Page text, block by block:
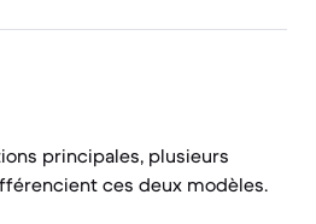
principales, plusieurs
ces deux modèles.